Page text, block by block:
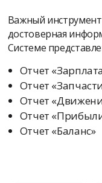
Важный
достоверная
Системе
Отчет
Отчет
Отчет
Отчет
Отчет «Баланс»